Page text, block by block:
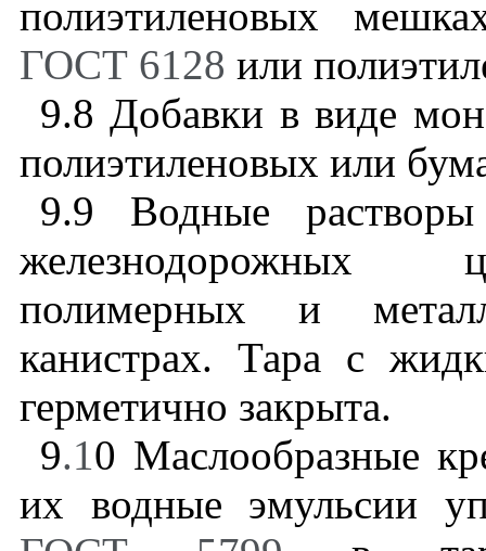
полиэтиленовых
ГОСТ 6128 или
9.8 Добавки в виде
полиэтиленовых или
9.9 Водные
железнодорожных
полимерных и
канистрах. Тара с
герметично закрыта.
9.10 Маслообразные
их водные эмульсии